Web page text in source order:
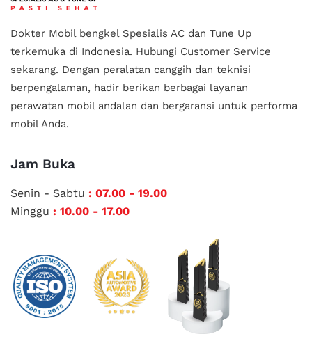
Dokter Mobil bengkel Spesialis AC dan Tune Up
terkemuka di Indonesia. Hubungi Customer Service
sekarang. Dengan peralatan canggih dan teknisi
berpengalaman, hadir berikan berbagai layanan
perawatan mobil andalan dan bergaransi untuk performa
mobil Anda.
Jam Buka
Senin - Sabtu : 07.00 - 19.00
Minggu : 10.00 - 17.00